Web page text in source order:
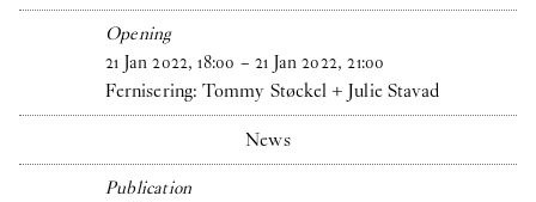
Opening
21 Jan 2022,18:00 – 21 Jan 2022,21:00
Fernisering: Tommy Støckel + Julie Stavad
News
Publication